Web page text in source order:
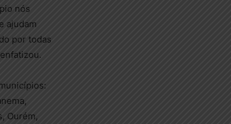
nós
ajudam
por todas
Ourém,